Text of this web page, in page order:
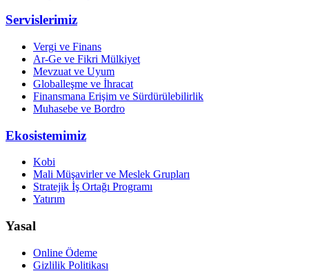
Servislerimiz
Vergi ve Finans
Ar-Ge ve Fikri Mülkiyet
Mevzuat ve Uyum
Globalleşme ve İhracat
Finansmana Erişim ve Sürdürülebilirlik
Muhasebe ve Bordro
Ekosistemimiz
Kobi
Mali Müşavirler ve Meslek Grupları
Stratejik İş Ortağı Programı
Yatırım
Yasal
Online Ödeme
Gizlilik Politikası